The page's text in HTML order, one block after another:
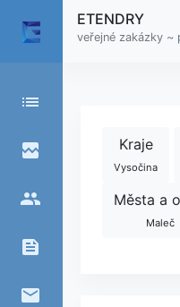
list
broken_image
people
feed
email
ETENDRY
veřejné zakázky ~
Kraje
Vysočina
Města a
Maleč